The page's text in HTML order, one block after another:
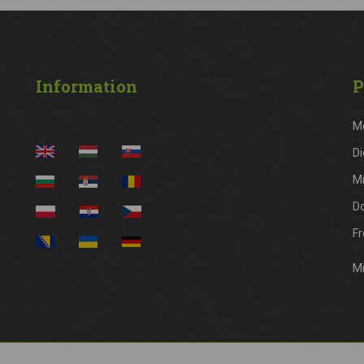
Information